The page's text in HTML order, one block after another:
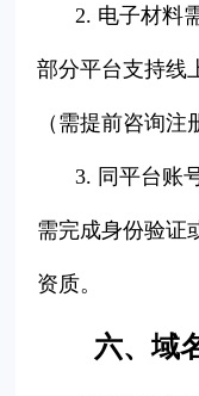
2. 电子材料
部分平台支持线
（需提前咨询注
3. 同平台账
需完成身份验证
资质。
六、域